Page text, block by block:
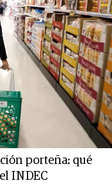
porteña: qué
INDEC